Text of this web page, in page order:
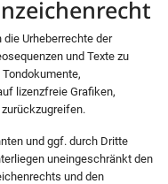
Urheberrechte der
und Texte zu
lizenzfreie Grafiken,
und ggf. durch Dritte
uneingeschränkt den
und den